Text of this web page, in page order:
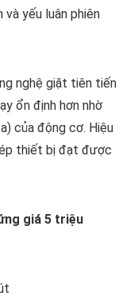
yếu luân phiên
nghệ giặt tiên tiến
ổn định hơn nhờ
của động cơ. Hiệu
thiết bị đạt được
giá 5 triệu